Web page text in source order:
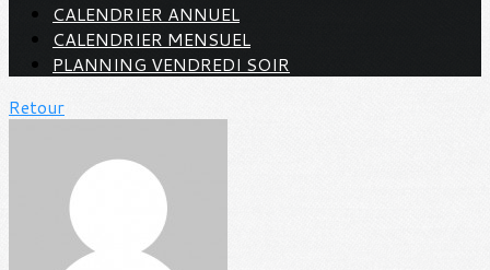
CALENDRIER ANNUEL
CALENDRIER MENSUEL
PLANNING VENDREDI SOIR
Retour